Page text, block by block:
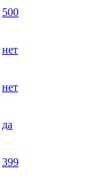
500
нет
нет
да
399